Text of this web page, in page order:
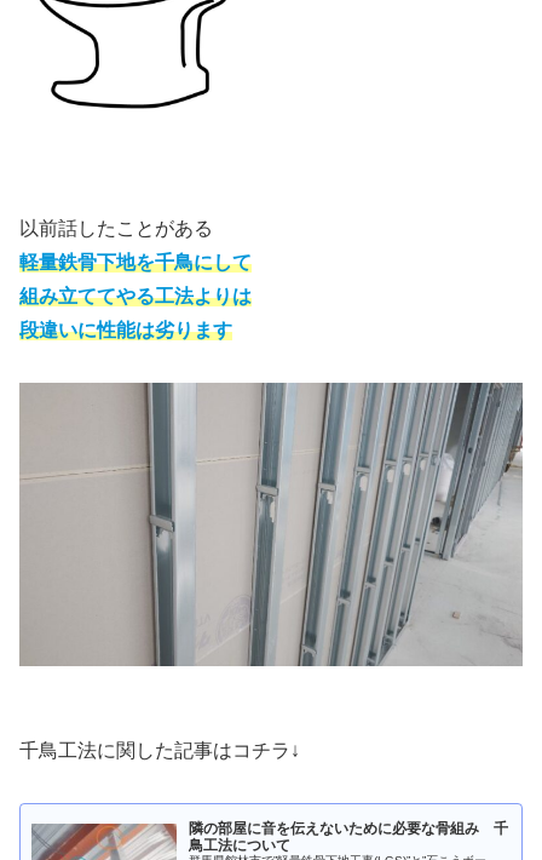
以前話したことがある
軽量鉄骨下地を千鳥にして
組み立ててやる工法よりは
段違いに性能は劣ります
千鳥工法に関した記事はコチラ↓
隣の部屋に音を伝えないために必要な骨組み 千
鳥工法について